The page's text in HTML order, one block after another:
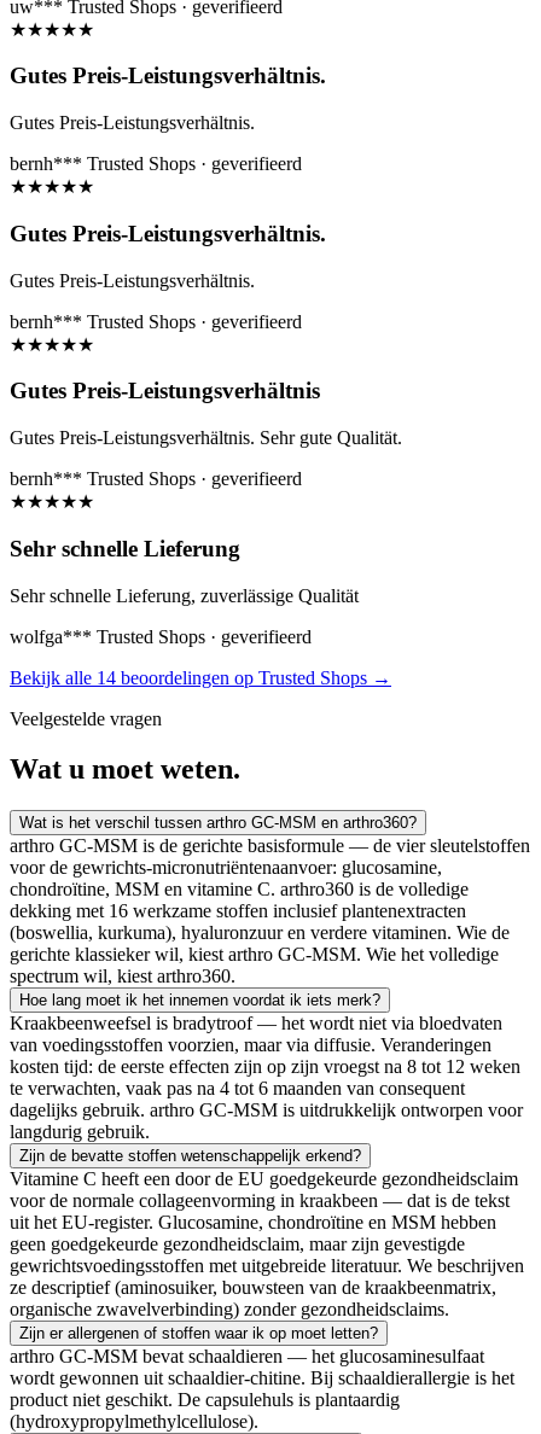
uw*** Trusted Shops · geverifieerd
★★★★★
Gutes Preis-Leistungsverhältnis.
Gutes Preis-Leistungsverhältnis.
bernh*** Trusted Shops · geverifieerd
★★★★★
Gutes Preis-Leistungsverhältnis.
Gutes Preis-Leistungsverhältnis.
bernh*** Trusted Shops · geverifieerd
★★★★★
Gutes Preis-Leistungsverhältnis
Gutes Preis-Leistungsverhältnis. Sehr gute Qualität.
bernh*** Trusted Shops · geverifieerd
★★★★★
Sehr schnelle Lieferung
Sehr schnelle Lieferung, zuverlässige Qualität
wolfga*** Trusted Shops · geverifieerd
Bekijk alle 14 beoordelingen op Trusted Shops →
Veelgestelde vragen
Wat u moet weten.
Wat is het verschil tussen arthro GC-MSM en arthro360?
arthro GC-MSM is de gerichte basisformule — de vier sleutelstoffen
voor de gewrichts-micronutriëntenaanvoer: glucosamine,
chondroïtine, MSM en vitamine C. arthro360 is de volledige
dekking met 16 werkzame stoffen inclusief plantenextracten
(boswellia, kurkuma), hyaluronzuur en verdere vitaminen. Wie de
gerichte klassieker wil, kiest arthro GC-MSM. Wie het volledige
spectrum wil, kiest arthro360.
Hoe lang moet ik het innemen voordat ik iets merk?
Kraakbeenweefsel is bradytroof — het wordt niet via bloedvaten
van voedingsstoffen voorzien, maar via diffusie. Veranderingen
kosten tijd: de eerste effecten zijn op zijn vroegst na 8 tot 12 weken
te verwachten, vaak pas na 4 tot 6 maanden van consequent
dagelijks gebruik. arthro GC-MSM is uitdrukkelijk ontworpen voor
langdurig gebruik.
Zijn de bevatte stoffen wetenschappelijk erkend?
Vitamine C heeft een door de EU goedgekeurde gezondheidsclaim
voor de normale collageenvorming in kraakbeen — dat is de tekst
uit het EU-register. Glucosamine, chondroïtine en MSM hebben
geen goedgekeurde gezondheidsclaim, maar zijn gevestigde
gewrichtsvoedingsstoffen met uitgebreide literatuur. We beschrijven
ze descriptief (aminosuiker, bouwsteen van de kraakbeenmatrix,
organische zwavelverbinding) zonder gezondheidsclaims.
Zijn er allergenen of stoffen waar ik op moet letten?
arthro GC-MSM bevat schaaldieren — het glucosaminesulfaat
wordt gewonnen uit schaaldier-chitine. Bij schaaldierallergie is het
product niet geschikt. De capsulehuls is plantaardig
(hydroxypropylmethylcellulose).